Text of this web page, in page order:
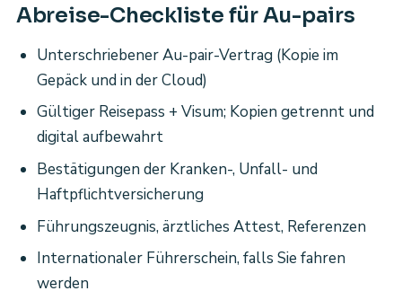
Abreise-Checkliste für Au-pairs
Unterschriebener Au-pair-Vertrag (Kopie im
Gepäck und in der Cloud)
Gültiger Reisepass + Visum; Kopien getrennt und
digital aufbewahrt
Bestätigungen der Kranken-, Unfall- und
Haftpflichtversicherung
Führungszeugnis, ärztliches Attest, Referenzen
Internationaler Führerschein, falls Sie fahren
werden